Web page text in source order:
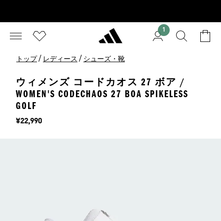
1
トップ / レディース / シューズ・靴
ウィメンズ コードカオス 27 ボア /
WOMEN'S CODECHAOS 27 BOA SPIKELESS
GOLF
価格
¥22,990